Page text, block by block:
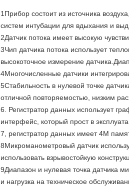
1Прибор состоит из источника
систем интубации для вдыхания и
2Датчик потока имеет высокую
3Чип датчика потока использует
высокоточное измерение
4Многочисленные датчики
5Стабильность в нулевой точке
отличной повторяемостью, низким
6. Регистратор данных использует
интерфейс, который прост в
7, регистратор данных имеет 4M
8Микроманометровый датчик
использовать взрывостойкую
9Диапазон и нулевая точка датчика
и нагрузка на техническое